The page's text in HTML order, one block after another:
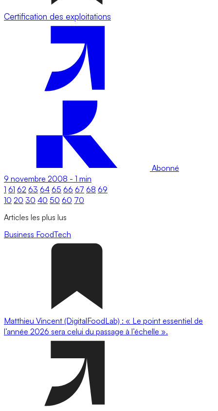
Certification des exploitations
Abonné
9 novembre 2008 - 1 min
1 61 62 63 64 65 66 67 68 69
10 20 30 40 50 60 70
Articles les plus lus
Business FoodTech
Matthieu Vincent (DigitalFoodLab) : « Le point essentiel de
l’année 2026 sera celui du passage à l’échelle ».